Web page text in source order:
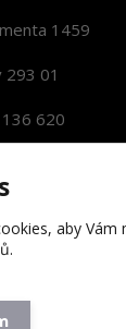
1459
293 01
620
aby Vám